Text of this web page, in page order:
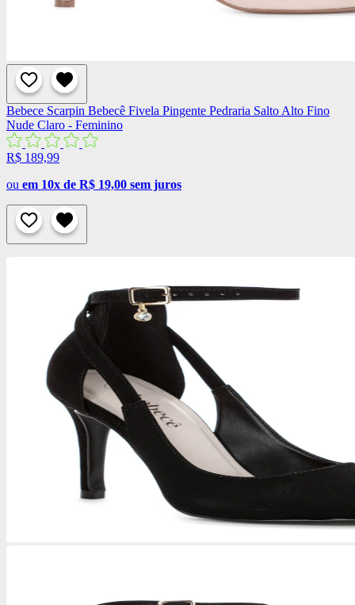
Bebece Scarpin Bebecê Fivela Pingente Pedraria Salto Alto Fino
Nude Claro - Feminino
R$ 189,99
ou em 10x de R$ 19,00 sem juros